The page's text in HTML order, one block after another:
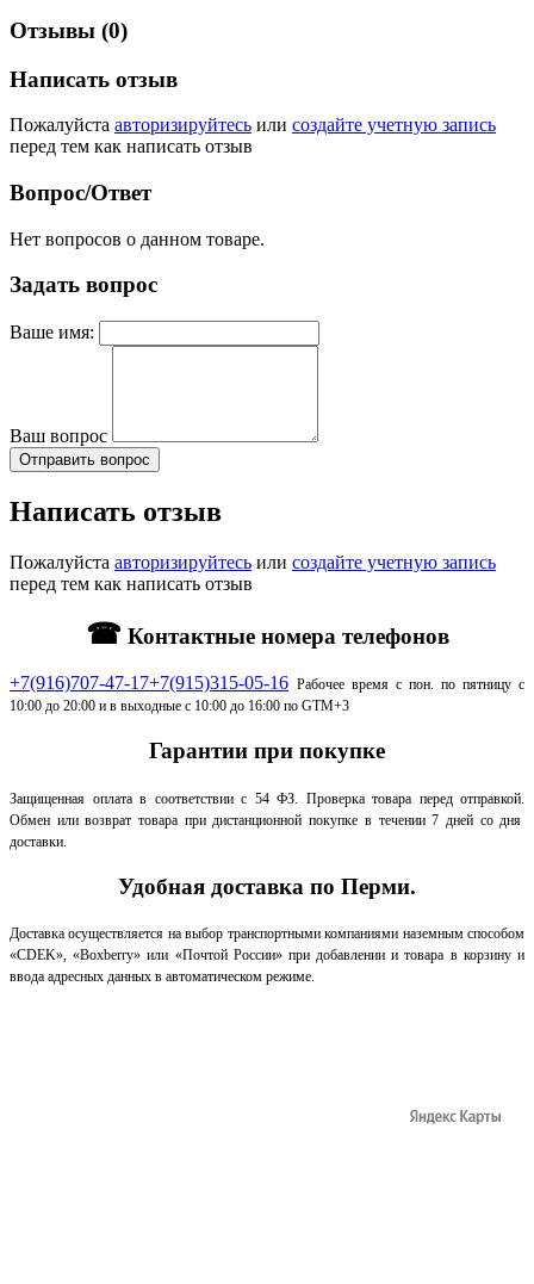
Кобуры, Чехлы, Подсумки, Системы ношения
Отзывы (0)
Написать отзыв
Пожалуйста авторизируйтесь или создайте учетную запись
перед тем как написать отзыв
Вопрос/Ответ
Нет вопросов о данном товаре.
Задать вопрос
Ваше имя:
Ваш вопрос
Отправить вопрос
Написать отзыв
Пожалуйста авторизируйтесь или создайте учетную запись
перед тем как написать отзыв
☎Контактные номера телефонов
+7(916)707-47-17+7(915)315-05-16 Рабочее время с пон. по пятницу с
10:00 до 20:00 и в выходные с 10:00 до 16:00 по GTM+3
Гарантии при покупке
Защищенная оплата в соответствии с 54 ФЗ. Проверка товара перед отправкой.
Обмен или возврат товара при дистанционной покупке в течении 7 дней со дня
доставки.
Удобная доставка по Перми.
Доставка осуществляется на выбор транспортными компаниями наземным способом
«CDEK», «Boxberry» или «Почтой России» при добавлении и товара в корзину и
ввода адресных данных в автоматическом режиме.